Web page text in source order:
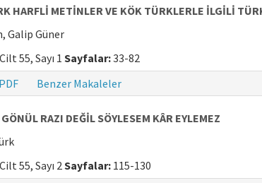
HARFLİ METİNLER VE KÖK TÜRKLERLE İLGİLİ
Galip Güner
55, Sayı 1 Sayfalar:33-82
PDF Benzer Makaleler
RAZI DEĞİL SÖYLESEM KÂR EYLEMEZ
55, Sayı 2Sayfalar: 115-130